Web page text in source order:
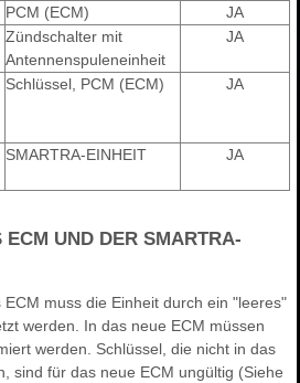
PCM (ECM)
JA
Zündschalter mit
Antennenspuleneinheit
JA
Schlüssel, PCM (ECM) JA
SMARTRA-EINHEIT JA
UND DER SMARTRA-
muss die Einheit durch ein "leeres"
werden. In das neue ECM müssen
werden. Schlüssel, die nicht in das
sind für das neue ECM ungültig (Siehe